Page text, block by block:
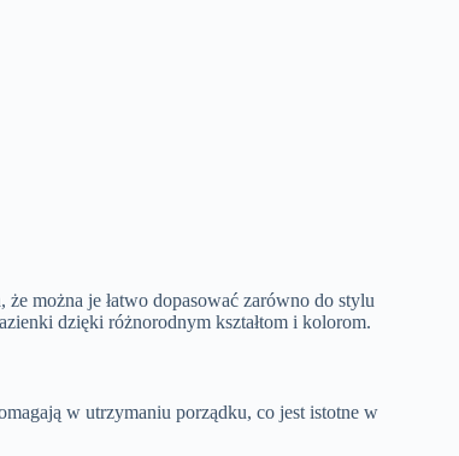
można je łatwo dopasować zarówno do stylu
dzięki różnorodnym kształtom i kolorom.
w utrzymaniu porządku, co jest istotne w